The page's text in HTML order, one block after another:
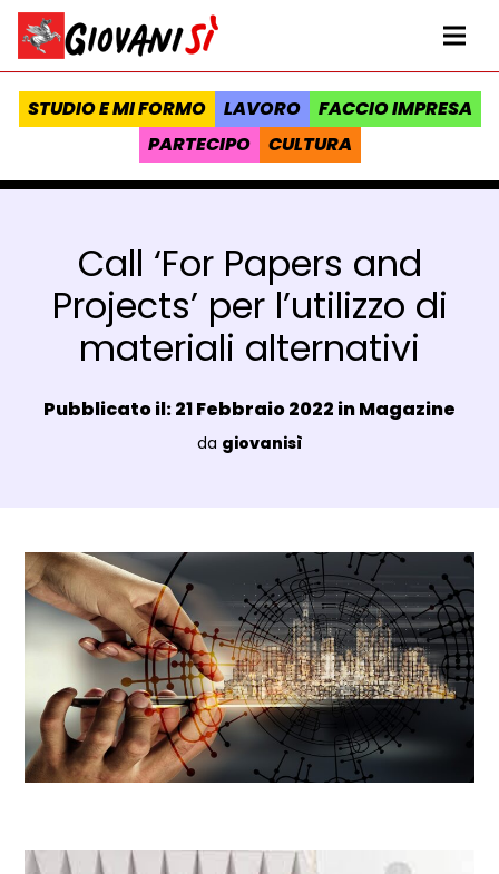
Vai al contenuto
Homepage Giovanisì - Progetto della Regione Toscana
STUDIO E MI FORMO LAVORO
FACCIO IMPRESA
PARTECIPO
CULTURA
Call ‘For Papers and
Projects’ per l’utilizzo di
materiali alternativi
Data e ora:
Pubblicato il: 21 Febbraio 2022 inMagazine
Luogo:
da giovanisì
Dettagli Post Magazine